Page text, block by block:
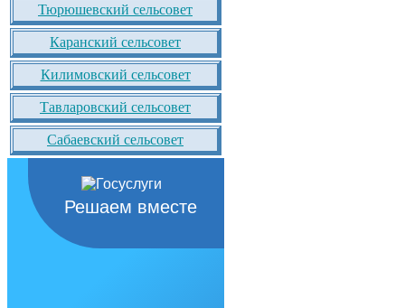
Тюрюшевский сельсовет
Каранский сельсовет
Килимовский сельсовет
Тавларовский сельсовет
Сабаевский сельсовет
Решаем вместе